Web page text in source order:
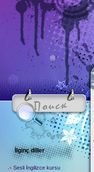
İlginç diller
Sesli İngilizce kursu